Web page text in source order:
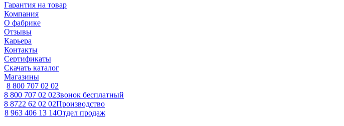
Гарантия на товар
Компания
О фабрике
Отзывы
Карьера
Контакты
Сертификаты
Скачать каталог
Магазины
8 800 707 02 02
8 800 707 02 02Звонок бесплатный
8 8722 62 02 02Производство
8 963 406 13 14Отдел продаж